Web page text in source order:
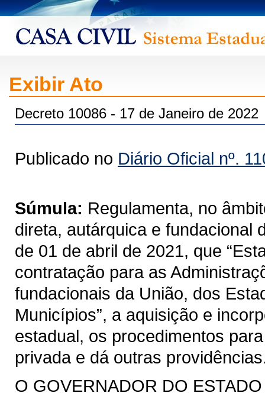
Exibir Ato
Decreto 10086 - 17 de Janeiro de 2022
Publicado no Diário Oficial nº.
Súmula: Regulamenta, no
direta, autárquica e fundacional
de 01 de abril de 2021, que
contratação para as
fundacionais da União, dos
Municípios”, a aquisição e
estadual, os procedimentos
privada e dá outras
O GOVERNADOR DO